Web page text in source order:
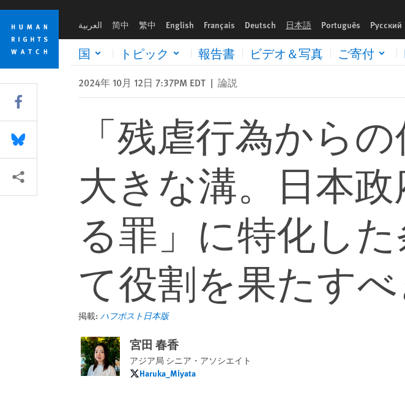
Skip
cookie
privacy
notice
Skip
main
content
العربية 简中 繁中 English Français Deutsch 日本語 Português Русский
国 トピック 報告書 ビデオ＆写真 ご寄付
2024年 10月 12日 7:37PM EDT | 論説
「残虐行為から
大きな溝。日本
る罪」に特化し
て役割を果たす
掲載: ハフポスト日本版
宮田 春香
アジア局 シニア・アソシエイト
Haruka_Miyata
Haruka_Miyata
Share this via Facebook
Share this via Bluesky
More sharing options